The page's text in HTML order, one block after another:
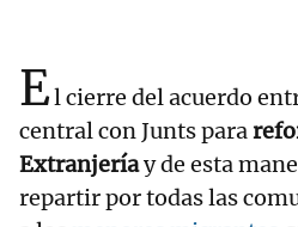
El cierre del acuerdo
central con Junts para
Extranjeríay de esta
repartir por todas las